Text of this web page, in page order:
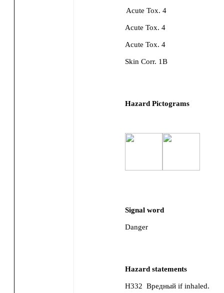
Acute Tox. 4
Acute Tox. 4
Acute Tox. 4
Skin Corr. 1B
Hazard Pictograms
Signal word
Danger
Hazard statements
H332 Вредный if inhaled.